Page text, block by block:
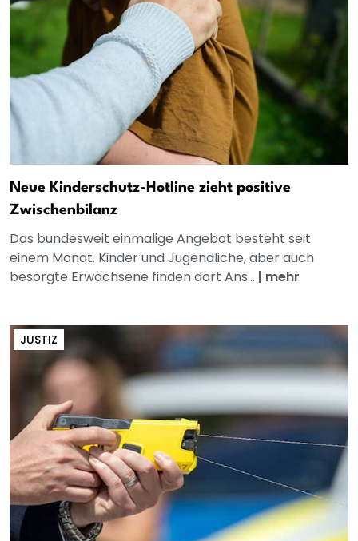
Neue Kinderschutz-Hotline zieht positive
Zwischenbilanz
Das bundesweit einmalige Angebot besteht seit
einem Monat. Kinder und Jugendliche, aber auch
besorgte Erwachsene finden dort Ans... | mehr
JUSTIZ